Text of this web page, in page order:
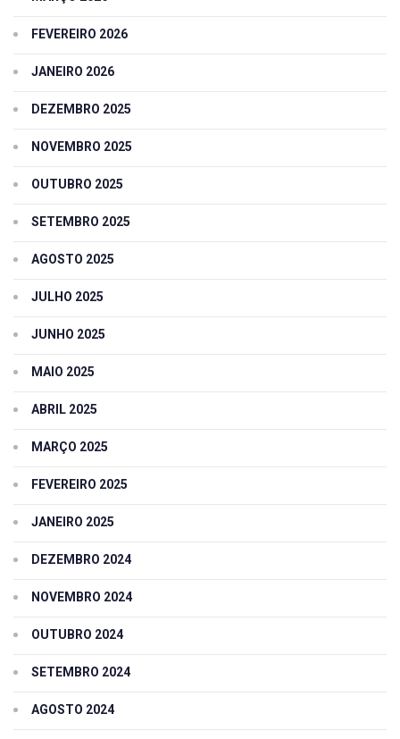
FEVEREIRO 2026
JANEIRO 2026
DEZEMBRO 2025
NOVEMBRO 2025
OUTUBRO 2025
SETEMBRO 2025
AGOSTO 2025
JULHO 2025
JUNHO 2025
MAIO 2025
ABRIL 2025
MARÇO 2025
FEVEREIRO 2025
JANEIRO 2025
DEZEMBRO 2024
NOVEMBRO 2024
OUTUBRO 2024
SETEMBRO 2024
AGOSTO 2024